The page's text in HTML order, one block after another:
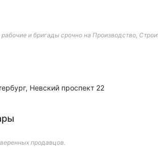
и бригады срочно на Производство,
Невский проспект 22
продавцов.